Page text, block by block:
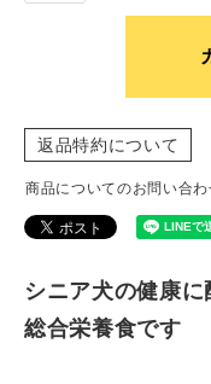
返品特約について
商品についてのお問い合わ
シニア犬の健康
総合栄養食です